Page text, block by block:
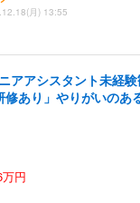
月) 13:55
アアシスタント未経
あり」やりがいのあ
円